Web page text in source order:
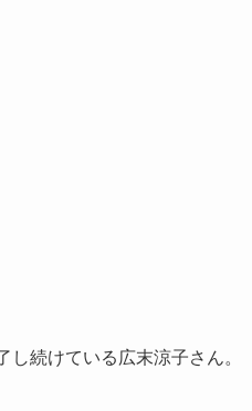
続けている広末涼子さん。